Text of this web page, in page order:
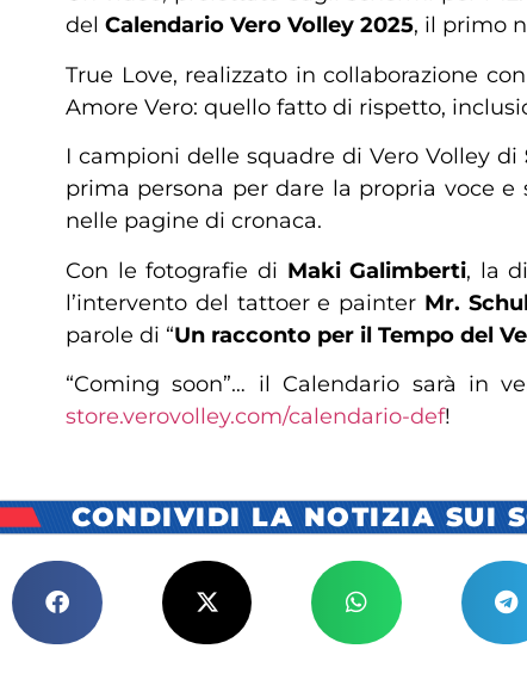
del Calendario Vero Volley 2025, il primo
True Love, realizzato in collaborazione
Amore Vero: quello fatto di rispetto,
I campioni delle squadre di Vero Volley di
prima persona per dare la propria voce
nelle pagine di cronaca.
Con le fotografie di Maki Galimberti, la
l’intervento del tattoer e painter Mr.
parole di “Un racconto per il Tempo del
“Coming soon”… il Calendario sarà in
store.verovolley.com/calendario-def!
CONDIVIDI LA NOTIZIA SUI